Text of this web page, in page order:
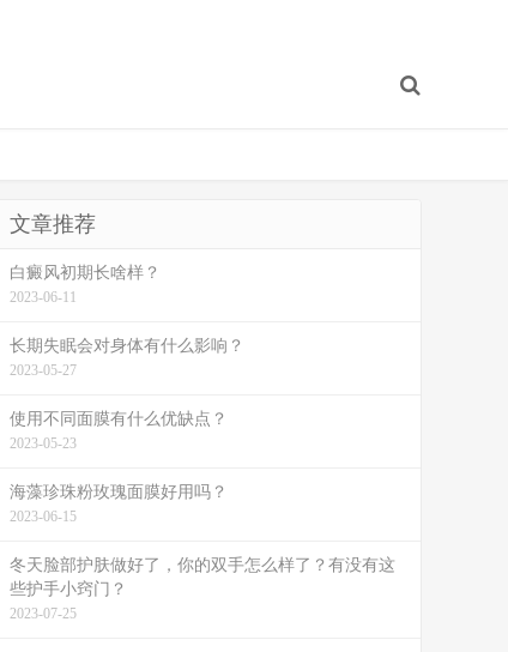
文章推荐
白癜风初期长啥样？
2023-06-11
长期失眠会对身体有什么影响？
2023-05-27
使用不同面膜有什么优缺点？
2023-05-23
海藻珍珠粉玫瑰面膜好用吗？
2023-06-15
冬天脸部护肤做好了，你的双手怎么样了？有没有这
些护手小窍门？
2023-07-25